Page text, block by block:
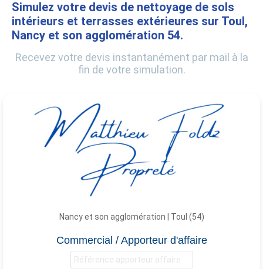
Simulez votre devis de nettoyage de sols
intérieurs et terrasses extérieures sur Toul,
Nancy et son agglomération 54.
Recevez votre devis instantanément par mail à la
fin de votre simulation.
Nancy et son agglomération | Toul (54)